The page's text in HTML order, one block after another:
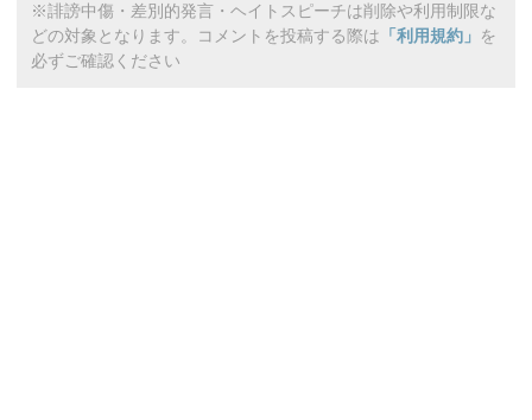
※誹謗中傷・差別的発言・ヘイトスピーチは削除や利用制限な
どの対象となります。コメントを投稿する際は 「利用規約」 を
必ずご確認ください